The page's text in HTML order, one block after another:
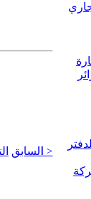
< السابق